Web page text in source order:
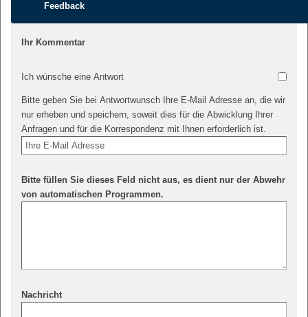
Feedback
Ihr Kommentar
Ich wünsche eine Antwort
Bitte geben Sie bei Antwortwunsch Ihre E-Mail Adresse an, die wir
nur erheben und speichern, soweit dies für die Abwicklung Ihrer
Anfragen und für die Korrespondenz mit Ihnen erforderlich ist.
Bitte füllen Sie dieses Feld nicht aus, es dient nur der Abwehr
von automatischen Programmen.
Nachricht